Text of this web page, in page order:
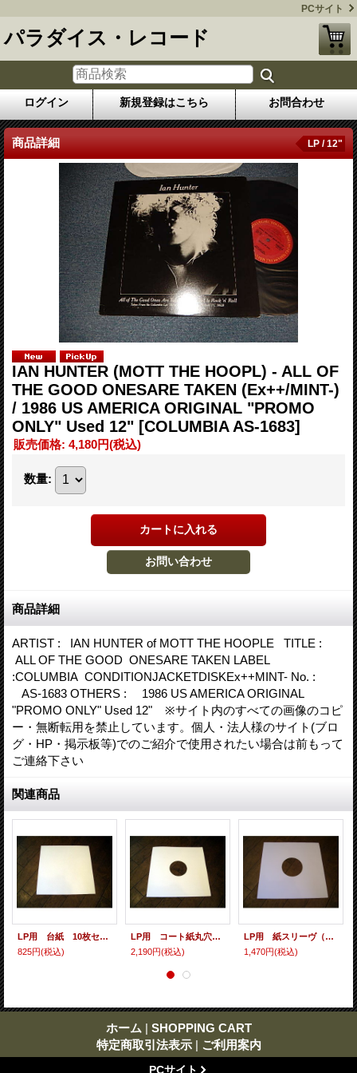
PCサイト
パラダイス・レコード
ログイン 新規登録はこちら お問合わせ
商品詳細 LP / 12"
IAN HUNTER (MOTT THE HOOPL) - ALL OF
THE GOOD ONESARE TAKEN (Ex++/MINT-)
/ 1986 US AMERICA ORIGINAL "PROMO
ONLY" Used 12" [COLUMBIA AS-1683]
販売価格: 4,180円(税込)
数量:
商品詳細
ARTIST : IAN HUNTER of MOTT THE HOOPLE TITLE :
ALL OF THE GOOD ONESARE TAKEN LABEL
:COLUMBIA CONDITIONJACKETDISKEx++MINT- No. :
AS-1683 OTHERS : 1986 US AMERICA ORIGINAL
"PROMO ONLY" Used 12" ※サイト内のすべての画像のコピ
ー・無断転用を禁止しています。個人・法人様のサイト(ブロ
グ・HP・掲示板等)でのご紹介で使用されたい場合は前もって
ご連絡下さい
関連商品
LP用 台紙 10枚セット
825円(税込)
LP用 コート紙丸穴ジャケ 10枚セット
2,190円(税込)
LP用 紙スリーヴ（レギュラー 四角の角） 10枚セット
1,470円(税込)
ホーム | SHOPPING CART
特定商取引法表示 | ご利用案内
PCサイト